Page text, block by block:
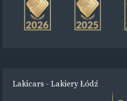
Lakicars - Lakiery Łódź